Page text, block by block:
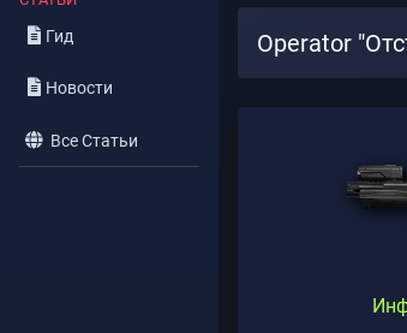
Гид
Новости
Все Статьи
Operator